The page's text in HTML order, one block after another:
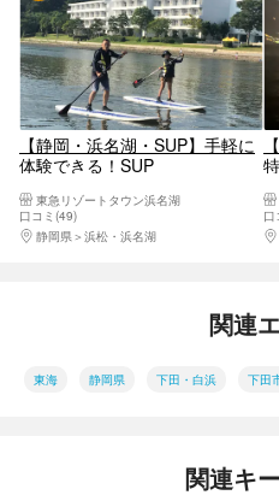
【静岡・浜名湖・SUP】手軽に
体験できる！SUP
東急リゾートタウン浜名湖
口コミ(49)
静岡県
浜松・浜名湖
口
関連
東海 静岡県 下田・白浜 下田
関連キ